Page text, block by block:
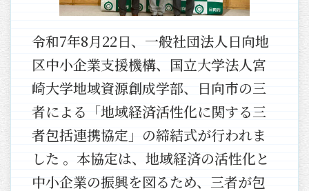
令和7年8月22日、一般社団法人日向地
区中小企業支援機構、国立大学法人宮
崎大学地域資源創成学部、日向市の三
者による「地域経済活性化に関する三
者包括連携協定」の締結式が行われま
した 。本協定は、地域経済の活性化と
中小企業の振興を図るため、三者が包